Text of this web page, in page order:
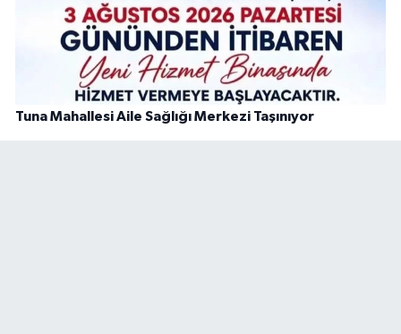
Tuna Mahallesi Aile Sağlığı Merkezi Taşınıyor